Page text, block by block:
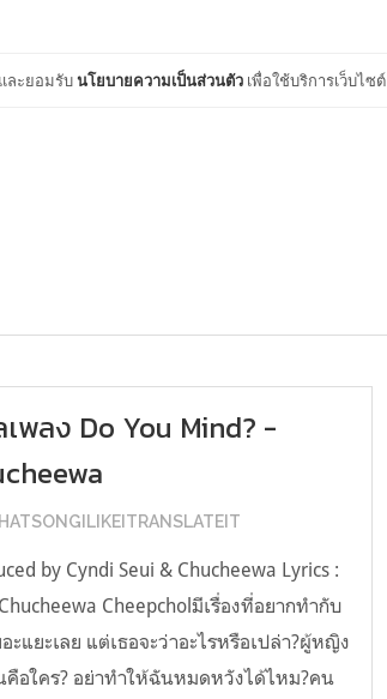
ละยอมรับนโยบายความเป็นส่วนตัว เพื่อใช้บริการเว็บไซต์
พลง Do You Mind? -
by Cyndi Seui & Chucheewa Lyrics :
Cheepcholมีเรื่องที่อยากทำกับ
อะแยะเลย แต่เธอจะว่าอะไรหรือเปล่า?ผู้หญิง
อใคร? อย่าทำให้ฉันหมดหวังได้ไหม?คน